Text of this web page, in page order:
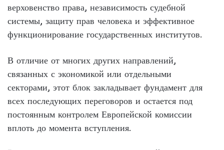
верховенство права, независимость судебной
системы, защиту прав человека и эффективное
функционирование государственных институтов.
В отличие от многих других направлений,
связанных с экономикой или отдельными
секторами, этот блок закладывает фундамент для
всех последующих переговоров и остается под
постоянным контролем Европейской комиссии
вплоть до момента вступления.